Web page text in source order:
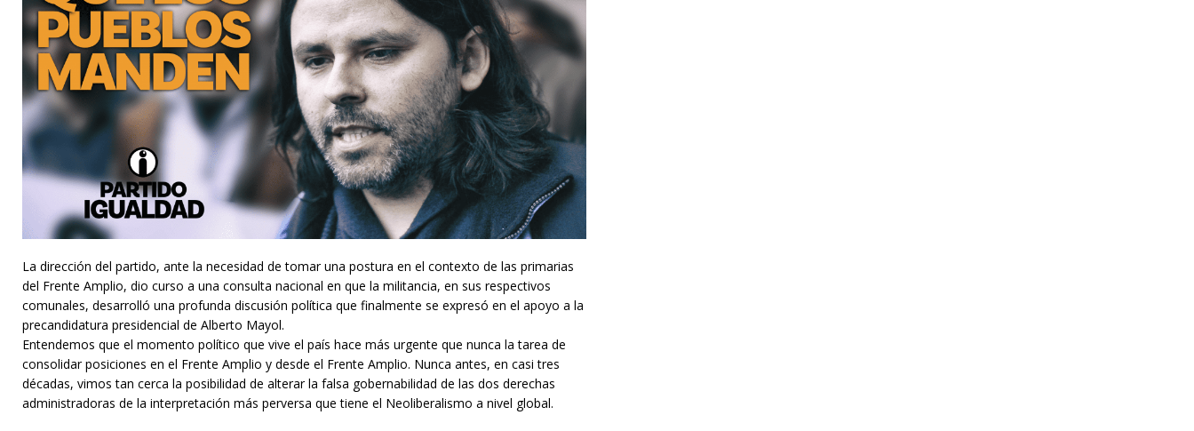
La dirección del partido, ante la necesidad de tomar una postura en el contexto de las primarias
del Frente Amplio, dio curso a una consulta nacional en que la militancia, en sus respectivos
comunales, desarrolló una profunda discusión política que finalmente se expresó en el apoyo a la
precandidatura presidencial de Alberto Mayol.
Entendemos que el momento político que vive el país hace más urgente que nunca la tarea de
consolidar posiciones en el Frente Amplio y desde el Frente Amplio. Nunca antes, en casi tres
décadas, vimos tan cerca la posibilidad de alterar la falsa gobernabilidad de las dos derechas
administradoras de la interpretación más perversa que tiene el Neoliberalismo a nivel global.